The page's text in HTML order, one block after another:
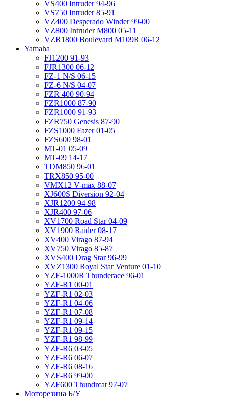
VS400 Intruder 94-96
VS750 Intruder 85-91
VZ400 Desperado Winder 99-00
VZ800 Intruder M800 05-11
VZR1800 Boulevard M109R 06-12
Yamaha
FJ1200 91-93
FJR1300 06-12
FZ-1 N/S 06-15
FZ-6 N/S 04-07
FZR 400 90-94
FZR1000 87-90
FZR1000 91-93
FZR750 Genesis 87-90
FZS1000 Fazer 01-05
FZS600 98-01
MT-01 05-09
MT-09 14-17
TDM850 96-01
TRX850 95-00
VMX12 V-max 88-07
XJ600S Diversion 92-04
XJR1200 94-98
XJR400 97-06
XV1700 Road Star 04-09
XV1900 Raider 08-17
XV400 Virago 87-94
XV750 Virago 85-87
XVS400 Drag Star 96-99
XVZ1300 Royal Star Venture 01-10
YZF-1000R Thunderace 96-01
YZF-R1 00-01
YZF-R1 02-03
YZF-R1 04-06
YZF-R1 07-08
YZF-R1 09-14
YZF-R1 09-15
YZF-R1 98-99
YZF-R6 03-05
YZF-R6 06-07
YZF-R6 08-16
YZF-R6 99-00
YZF600 Thundrcat 97-07
Моторезина Б/У